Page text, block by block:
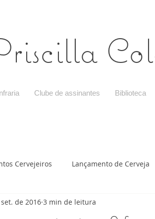
Clube de assinantes Biblioteca
Cervejeiros Lançamento de Cerveja
cerveja
de 2016 3 min de leitura